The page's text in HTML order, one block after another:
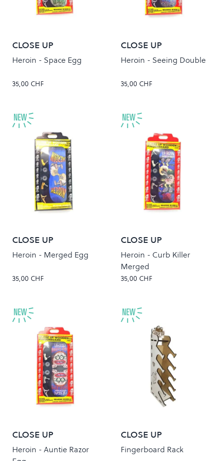
CLOSE UP
Heroin - Space Egg
35,00 CHF
CLOSE UP
Heroin - Seeing Double
35,00 CHF
CLOSE UP
Heroin - Merged Egg
35,00 CHF
CLOSE UP
Heroin - Curb Killer
Merged
35,00 CHF
CLOSE UP
Heroin - Auntie Razor
CLOSE UP
Fingerboard Rack